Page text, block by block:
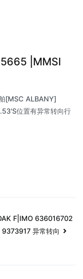
|MMSI
[MSC ALBANY]
位置有异常转向行
F|IMO 636016702
9373917 异常转向